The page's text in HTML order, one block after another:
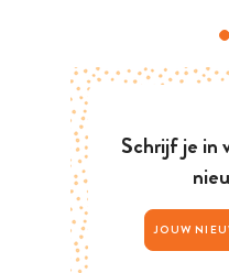
Schrijf je in